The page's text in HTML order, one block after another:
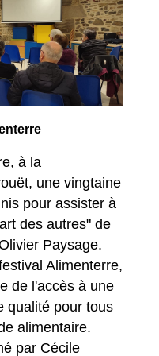
à la
une vingtaine
pour assister à
des autres" de
Paysage.
Alimenterre,
de l'accès à une
qualité pour tous
alimentaire.
par Cécile